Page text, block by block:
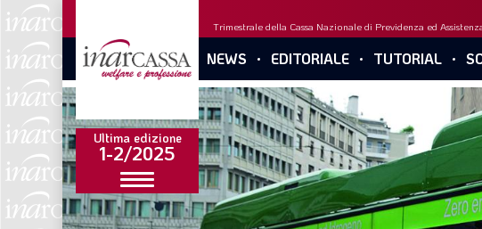
Ultima edizione
1-2/2025
Trimestrale della Cassa Nazionale di Previdenza ed
NEWS EDITORIALE TUTORIAL